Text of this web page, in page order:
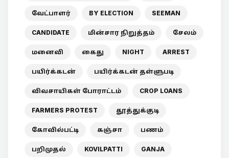
வேட்பாளர் BY ELECTION SEEMAN
CANDIDATE மின்சார நிறுத்தம் சேலம்
மனைவி கைது NIGHT ARREST
பயிர்க்கடன் பயிர்க்கடன் தள்ளுபடி
விவசாயிகள் போராட்டம் CROP LOANS
FARMERS PROTEST தூத்துக்குடி
கோவில்பட்டி கஞ்சா பணம்
பறிமுதல் KOVILPATTI GANJA